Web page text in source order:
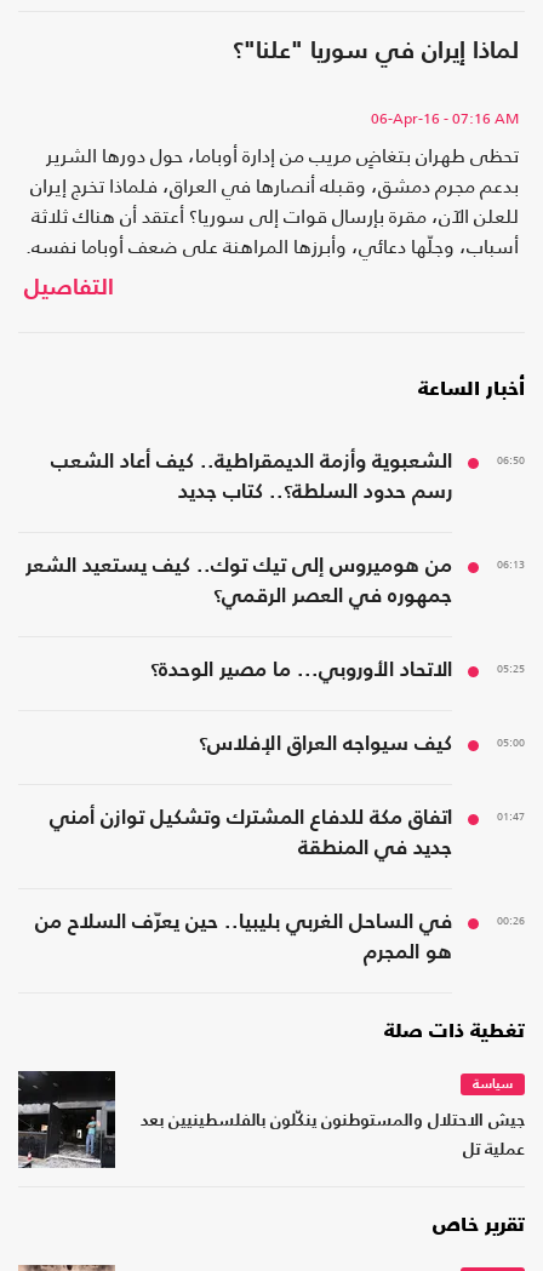
لماذا إيران في سوريا "علنا"؟
06-Apr-16 - 07:16 AM
تحظى طهران بتغاضٍ مريب من إدارة أوباما، حول دورها الشرير
بدعم مجرم دمشق، وقبله أنصارها في العراق، فلماذا تخرج إيران
للعلن الآن، مقرة بإرسال قوات إلى سوريا؟ أعتقد أن هناك ثلاثة
أسباب، وجلّها دعائي، وأبرزها المراهنة على ضعف أوباما نفسه.
التفاصيل
أخبار الساعة
06:50
الشعبوية وأزمة الديمقراطية.. كيف أعاد الشعب
رسم حدود السلطة؟.. كتاب جديد
06:13
من هوميروس إلى تيك توك.. كيف يستعيد الشعر
جمهوره في العصر الرقمي؟
05:25 الاتحاد الأوروبي... ما مصير الوحدة؟
05:00 كيف سيواجه العراق الإفلاس؟
01:47
اتفاق مكة للدفاع المشترك وتشكيل توازن أمني
جديد في المنطقة
00:26
في الساحل الغربي بليبيا.. حين يعرّف السلاح من
هو المجرم
تغطية ذات صلة
سياسة
جيش الاحتلال والمستوطنون ينكّلون بالفلسطينيين بعد
عملية تل
تقرير خاص